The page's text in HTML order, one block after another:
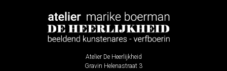
Atelier De Heerlijkheid
Gravin Helenastraat 3